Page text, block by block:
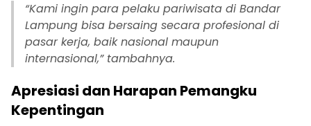
“Kami ingin para pelaku pariwisata di Bandar
Lampung bisa bersaing secara profesional di
pasar kerja, baik nasional maupun
internasional,” tambahnya.
Apresiasi dan Harapan Pemangku
Kepentingan